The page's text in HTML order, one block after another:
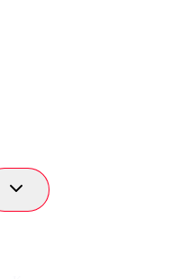
Przełącz
podrzędne